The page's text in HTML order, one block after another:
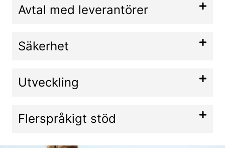
Avtal med leverantörer
Säkerhet
Utveckling
Flerspråkigt stöd